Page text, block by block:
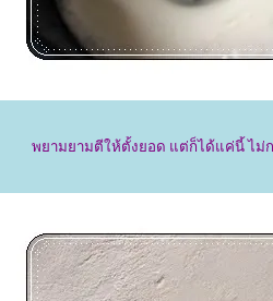
พยามยามตีให้ตั้งยอด แต่ก็ได้แค่นี้ ไม่